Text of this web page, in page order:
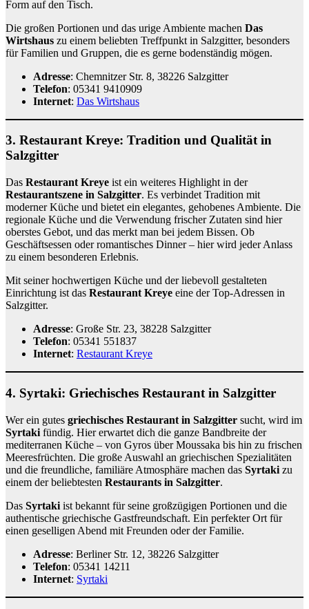
Form auf den Tisch.
Die großen Portionen und das urige Ambiente machen Das
Wirtshaus zu einem beliebten Treffpunkt in Salzgitter, besonders
für Familien und Gruppen, die es gerne bodenständig mögen.
Adresse: Chemnitzer Str. 8, 38226 Salzgitter
Telefon: 05341 9410909
Internet: Das Wirtshaus
3. Restaurant Kreye: Tradition und Qualität in
Salzgitter
Das Restaurant Kreye ist ein weiteres Highlight in der
Restaurantszene in Salzgitter. Es verbindet Tradition mit
moderner Küche und bietet ein elegantes, gehobenes Ambiente. Die
regionale Küche und die Verwendung frischer Zutaten sind hier
oberstes Gebot, und das merkt man bei jedem Bissen. Ob
Geschäftsessen oder romantisches Dinner – hier wird jeder Anlass
zu einem besonderen Erlebnis.
Mit seiner hochwertigen Küche und der liebevoll gestalteten
Einrichtung ist das Restaurant Kreye eine der Top-Adressen in
Salzgitter.
Adresse: Große Str. 23, 38228 Salzgitter
Telefon: 05341 551837
Internet: Restaurant Kreye
4. Syrtaki: Griechisches Restaurant in Salzgitter
Wer ein gutes griechisches Restaurant in Salzgitter sucht, wird im
Syrtaki fündig. Hier erwartet dich die ganze Bandbreite der
mediterranen Küche – von Gyros über Moussaka bis hin zu frischen
Meeresfrüchten. Die große Auswahl an griechischen Spezialitäten
und die freundliche, familiäre Atmosphäre machen das Syrtaki zu
einem der beliebtesten Restaurants in Salzgitter.
Das Syrtaki ist bekannt für seine großzügigen Portionen und die
authentische griechische Gastfreundschaft. Ein perfekter Ort für
einen geselligen Abend mit Freunden oder der Familie.
Adresse: Berliner Str. 12, 38226 Salzgitter
Telefon: 05341 14211
Internet: Syrtaki